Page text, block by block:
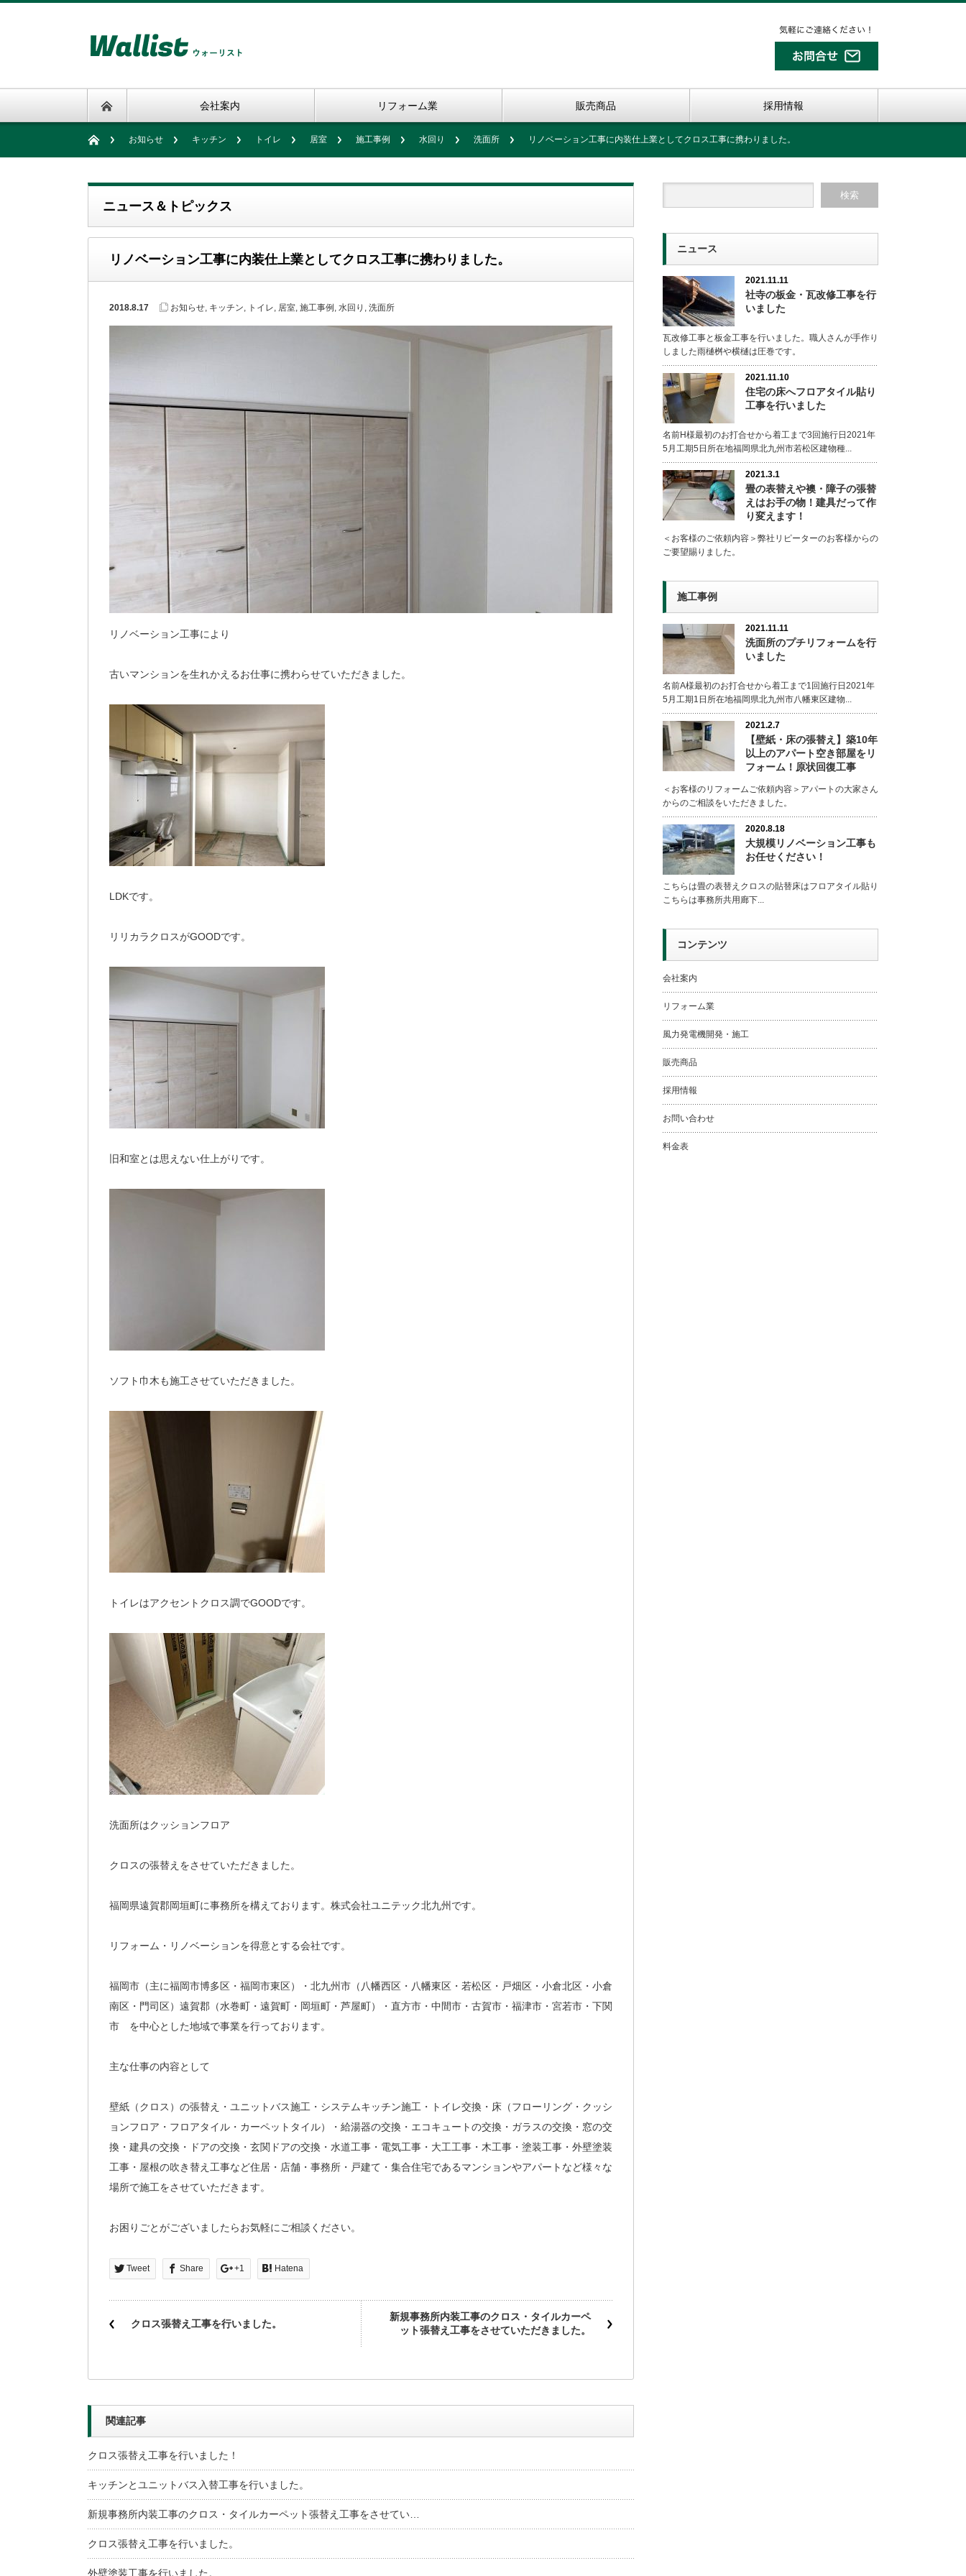
会社案内 リフォーム業 販売商品 採用情報
お知らせ キッチン トイレ 居室 施工事例 水回り 洗面所 リノベーション工事に内装仕上業としてクロス工事に携わりました。
ニュース＆トピックス
リノベーション工事に内装仕上業としてクロス工事に携わりました。
2018.8.17 お知らせ, キッチン, トイレ, 居室, 施工事例 , 水回り , 洗面所
リノベーション工事により
古いマンションを生れかえるお仕事に携わらせていただきました。
LDKです。
リリカラクロスがGOODです。
旧和室とは思えない仕上がりです。
ソフト巾木も施工させていただきました。
トイレはアクセントクロス調でGOODです。
洗面所はクッションフロア
クロスの張替えをさせていただきました。
福岡県遠賀郡岡垣町に事務所を構えております。株式会社ユニテック北九州です。
リフォーム・リノベーションを得意とする会社です。
福岡市（主に福岡市博多区・福岡市東区）・北九州市（八幡西区・八幡東区・若松区・戸畑区・小倉北区・小倉
南区・門司区）遠賀郡（水巻町・遠賀町・岡垣町・芦屋町）・直方市・中間市・古賀市・福津市・宮若市・下関
市 を中心とした地域で事業を行っております。
主な仕事の内容として
壁紙（クロス）の張替え・ユニットバス施工・システムキッチン施工・トイレ交換・床（フローリング・クッシ
ョンフロア・フロアタイル・カーペットタイル）・給湯器の交換・エコキュートの交換・ガラスの交換・窓の交
換・建具の交換・ドアの交換・玄関ドアの交換・水道工事・電気工事・大工工事・木工事・塗装工事・外壁塗装
工事・屋根の吹き替え工事など住居・店舗・事務所・戸建て・集合住宅であるマンションやアパートなど様々な
場所で施工をさせていただきます。
お困りごとがございましたらお気軽にご相談ください。
Tweet Share +1 Hatena
クロス張替え工事を行いました。
新規事務所内装工事のクロス・タイルカーペ
ット張替え工事をさせていただきました。
関連記事
クロス張替え工事を行いました！
キッチンとユニットバス入替工事を行いました。
新規事務所内装工事のクロス・タイルカーペット張替え工事をさせてい…
クロス張替え工事を行いました。
外壁塗装工事を行いました。
ニュース
2021.11.11
社寺の板金・瓦改修工事を行
いました
瓦改修工事と板金工事を行いました。職人さんが手作り
しました雨樋桝や横樋は圧巻です。
2021.11.10
住宅の床へフロアタイル貼り
工事を行いました
名前H様最初のお打合せから着工まで3回施行日2021年
5月工期5日所在地福岡県北九州市若松区建物種...
2021.3.1
畳の表替えや襖・障子の張替
えはお手の物！建具だって作
り変えます！
＜お客様のご依頼内容＞弊社リピーターのお客様からの
ご要望賜りました。
施工事例
2021.11.11
洗面所のプチリフォームを行
いました
名前A様最初のお打合せから着工まで1回施行日2021年
5月工期1日所在地福岡県北九州市八幡東区建物...
2021.2.7
【壁紙・床の張替え】築10年
以上のアパート空き部屋をリ
フォーム！原状回復工事
＜お客様のリフォームご依頼内容＞アパートの大家さん
からのご相談をいただきました。
2020.8.18
大規模リノベーション工事も
お任せください！
こちらは畳の表替えクロスの貼替床はフロアタイル貼り
こちらは事務所共用廊下...
コンテンツ
会社案内
リフォーム業
風力発電機開発・施工
販売商品
採用情報
お問い合わせ
料金表